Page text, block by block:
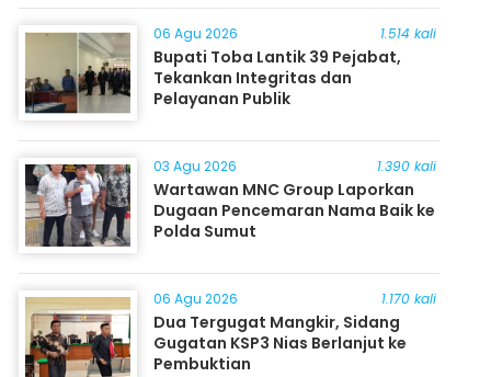
06 Agu 2026 1.514 kali
Bupati Toba Lantik 39 Pejabat,
Tekankan Integritas dan
Pelayanan Publik
03 Agu 2026 1.390 kali
Wartawan MNC Group Laporkan
Dugaan Pencemaran Nama Baik ke
Polda Sumut
06 Agu 2026 1.170 kali
Dua Tergugat Mangkir, Sidang
Gugatan KSP3 Nias Berlanjut ke
Pembuktian